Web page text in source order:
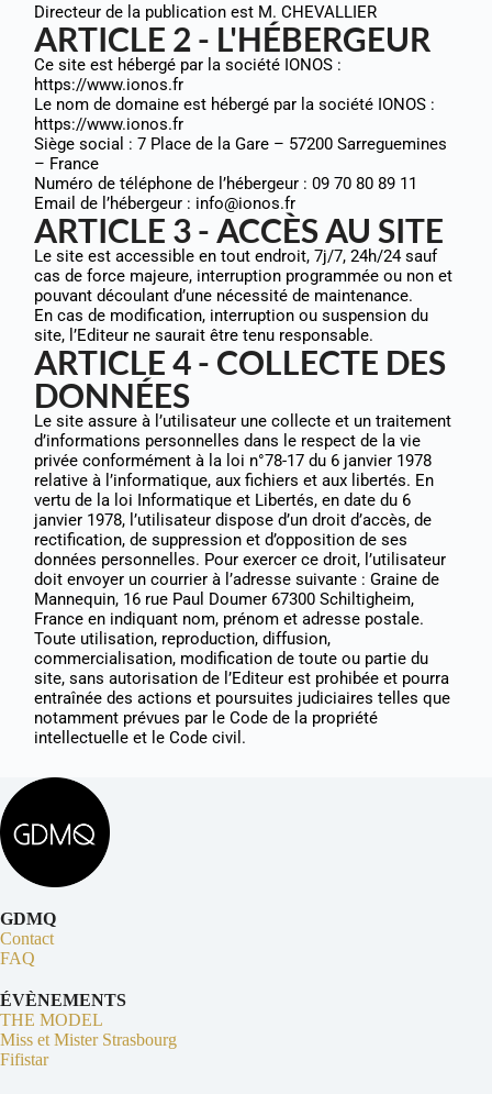
Directeur de la publication est M. CHEVALLIER
ARTICLE 2 - L'HÉBERGEUR
Ce site est hébergé par la société IONOS :
https://www.ionos.fr
Le nom de domaine est hébergé par la société IONOS :
https://www.ionos.fr
Siège social : 7 Place de la Gare – 57200 Sarreguemines
– France
Numéro de téléphone de l’hébergeur : 09 70 80 89 11
Email de l’hébergeur : info@ionos.fr
ARTICLE 3 - ACCÈS AU SITE
Le site est accessible en tout endroit, 7j/7, 24h/24 sauf
cas de force majeure, interruption programmée ou non et
pouvant découlant d’une nécessité de maintenance.
En cas de modification, interruption ou suspension du
site, l’Editeur ne saurait être tenu responsable.
ARTICLE 4 - COLLECTE DES
DONNÉES
Le site assure à l’utilisateur une collecte et un traitement
d’informations personnelles dans le respect de la vie
privée conformément à la loi n°78-17 du 6 janvier 1978
relative à l’informatique, aux fichiers et aux libertés. En
vertu de la loi Informatique et Libertés, en date du 6
janvier 1978, l’utilisateur dispose d’un droit d’accès, de
rectification, de suppression et d’opposition de ses
données personnelles. Pour exercer ce droit, l’utilisateur
doit envoyer un courrier à l’adresse suivante : Graine de
Mannequin, 16 rue Paul Doumer 67300 Schiltigheim,
France en indiquant nom, prénom et adresse postale.
Toute utilisation, reproduction, diffusion,
commercialisation, modification de toute ou partie du
site, sans autorisation de l’Editeur est prohibée et pourra
entraînée des actions et poursuites judiciaires telles que
notamment prévues par le Code de la propriété
intellectuelle et le Code civil.
GDMQ
Contact
FAQ
ÉVÈNEMENTS
THE MODEL
Miss et Mister Strasbourg
Fifistar